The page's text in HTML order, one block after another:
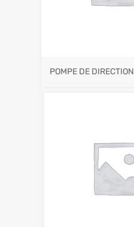
POMPE DE DIRECTION